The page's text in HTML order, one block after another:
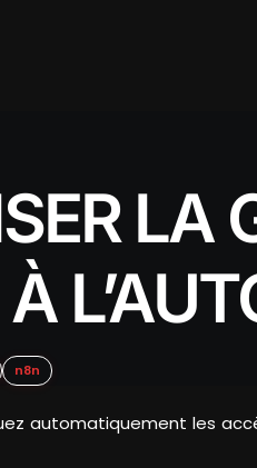
LA
n8n
automatiquement les